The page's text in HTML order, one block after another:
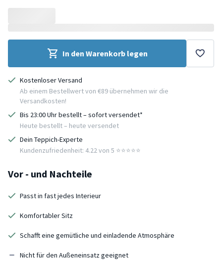
In den Warenkorb legen
Kostenloser Versand
Ab einem Bestellwert von €89 übernehmen wir die
Versandkosten!
Bis 23:00 Uhr bestellt – sofort versendet*
Heute bestellt – heute versendet
Dein Teppich-Experte
Kundenzufriedenheit: 4.22 von 5 ⭐️⭐️⭐️⭐️⭐️
Vor - und Nachteile
Passt in fast jedes Interieur
Komfortabler Sitz
Schafft eine gemütliche und einladende Atmosphäre
Nicht für den Außeneinsatz geeignet